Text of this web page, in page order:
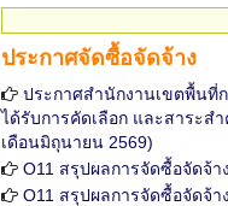
ประกาศจัดซื้อจัดจ้าง
ประกาศสำนักงานเขตพื้นที่
ได้รับการคัดเลือก และสาระส
เดือนมิถุนายน 2569)
O11 สรุปผลการจัดซื้อจัดจ้
O11 สรุปผลการจัดซื้อจัดจ้